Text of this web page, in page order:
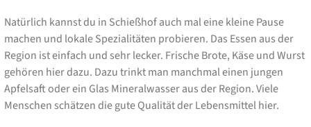
Natürlich kannst du in Schießhof auch mal eine kleine Pause
machen und lokale Spezialitäten probieren. Das Essen aus der
Region ist einfach und sehr lecker. Frische Brote, Käse und Wurst
gehören hier dazu. Dazu trinkt man manchmal einen jungen
Apfelsaft oder ein Glas Mineralwasser aus der Region. Viele
Menschen schätzen die gute Qualität der Lebensmittel hier.